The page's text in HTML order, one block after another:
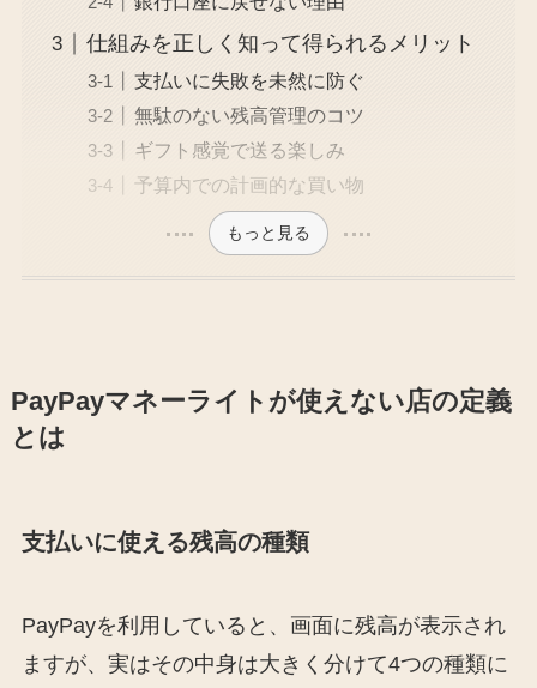
仕組みを正しく知って得られるメリット
支払いに失敗を未然に防ぐ
無駄のない残高管理のコツ
ギフト感覚で送る楽しみ
予算内での計画的な買い物
もっと見る
PayPayマネーライトが使えない店の定義
とは
支払いに使える残高の種類
PayPayを利用していると、画面に残高が表示され
ますが、実はその中身は大きく分けて4つの種類に